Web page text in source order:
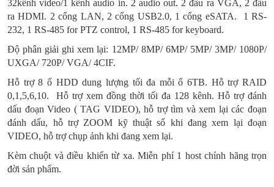
32kênh video/1 kênh audio in. 2 audio out. 2 đầu ra VGA, 2 đầu
ra HDMI. 2 cổng LAN, 2 cổng USB2.0, 1 cổng eSATA. 1 RS-
232, 1 RS-485 for PTZ control, 1 RS-485 for keyboard.
Độ phân giải ghi xem lại: 12MP/ 8MP/ 6MP/ 5MP/ 3MP/ 1080P/
UXGA/ 720P/ VGA/ 4CIF.
Hỗ trợ 8 ổ HDD dung lượng tối đa mỗi ổ 6TB. Hỗ trợ RAID
0,1,5,6,10. Hỗ trợ xem đồng thời tối đa 128 kênh. Hỗ trợ đánh
dấu đoạn Video ( TAG VIDEO), hỗ trợ tìm và xem lại các đoạn
đánh dấu, hỗ trợ ZOOM kỹ thuật số khi đang xem lại đoạn
VIDEO, hỗ trợ chụp ảnh khi đang xem lại.
Kèm chuột và điều khiển từ xa. Miễn phí 1 host chính hãng trọn
đời sản phẩm.